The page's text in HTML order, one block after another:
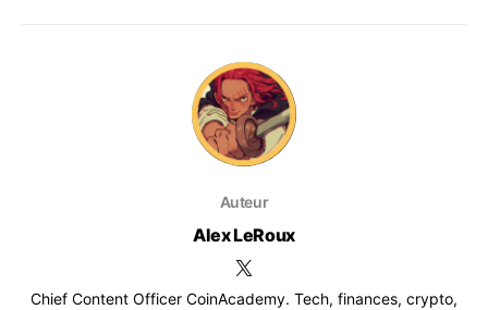
Auteur
Alex LeRoux
Chief Content Officer CoinAcademy. Tech, finances, crypto,